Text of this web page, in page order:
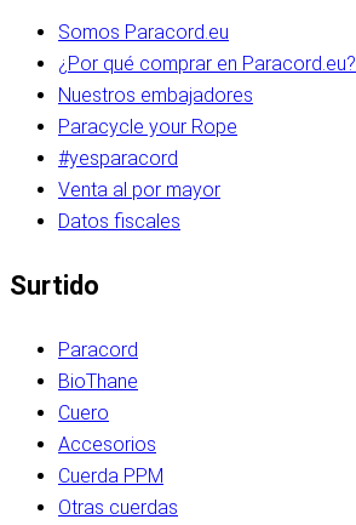
Somos Paracord.eu
¿Por qué comprar en Paracord.eu?
Nuestros embajadores
Paracycle your Rope
#yesparacord
Venta al por mayor
Datos fiscales
Surtido
Paracord
BioThane
Cuero
Accesorios
Cuerda PPM
Otras cuerdas